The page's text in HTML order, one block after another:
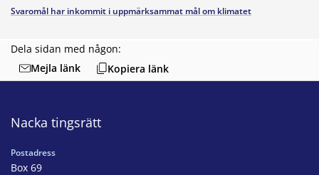
Dela sidan med någon:
Mejla länk
Kopiera länk
Svaromål har inkommit i uppmärksammat mål om klimatet
Nacka tingsrätt
Postadress
Box 69